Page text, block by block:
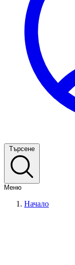
Търсене
Меню
Начало